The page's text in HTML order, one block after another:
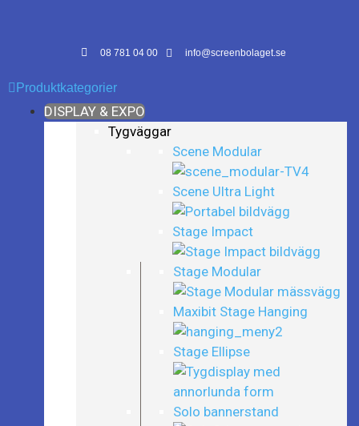
08 781 04 00 info@screenbolaget.se
Produktkategorier
DISPLAY & EXPO
Tygväggar
Scene Modular
Scene Ultra Light
Stage Impact
Stage Modular
Maxibit Stage Hanging
Stage Ellipse
Solo bannerstand